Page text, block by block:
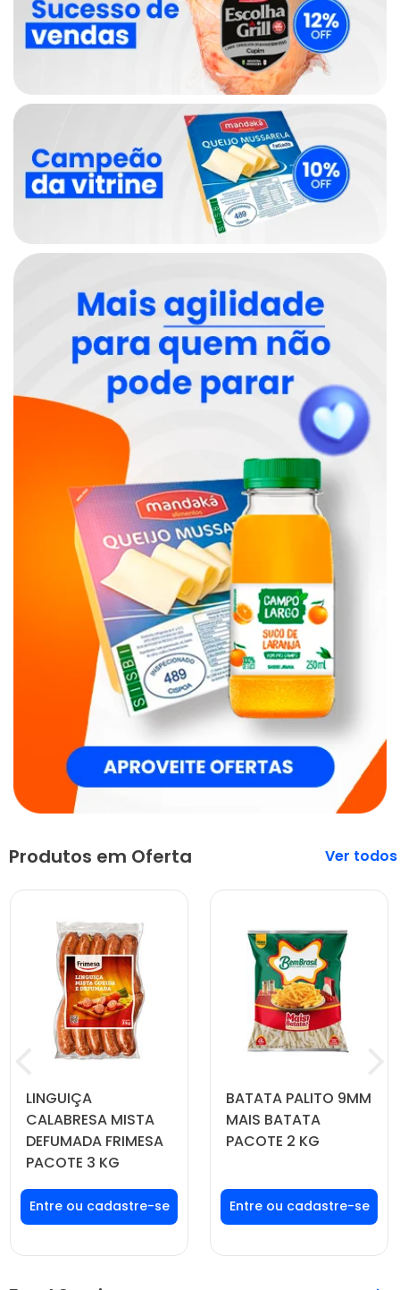
Produtos em Oferta
LINGUIÇA
CALABRESA MISTA
DEFUMADA FRIMESA
PACOTE 3 KG
Faça seu login ou
cadastre-se para
ver preços e
BATATA PALITO 9MM
MAIS BATATA
PACOTE 2 KG
Faça seu login ou
cadastre-se para
ver preços e